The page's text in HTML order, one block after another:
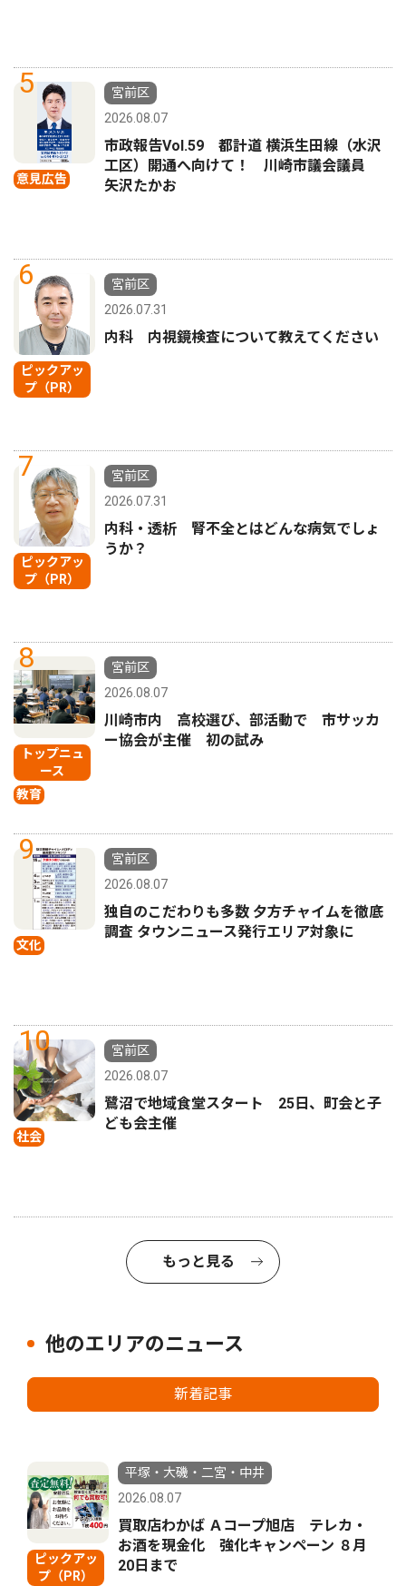
5
意見広告
宮前区
2026.08.07
市政報告Vol.59 都計道 横浜生田線（水沢
工区）開通へ向けて！ 川崎市議会議員
矢沢たかお
6
ピックアッ
プ（PR）
宮前区
2026.07.31
内科 内視鏡検査について教えてください
7
ピックアッ
プ（PR）
宮前区
2026.07.31
内科・透析 腎不全とはどんな病気でしょ
うか？
8
トップニュ
ース
教育
宮前区
2026.08.07
川崎市内 高校選び、部活動で 市サッカ
ー協会が主催 初の試み
9
文化
宮前区
2026.08.07
独自のこだわりも多数 夕方チャイムを徹底
調査 タウンニュース発行エリア対象に
10
社会
宮前区
2026.08.07
鷺沼で地域食堂スタート 25日、町会と子
ども会主催
もっと見る
他のエリアのニュース
新着記事
ピックアッ
プ（PR）
平塚・大磯・二宮・中井
2026.08.07
買取店わかば Ａコープ旭店 テレカ・
お酒を現金化 強化キャンペーン ８月
20日まで